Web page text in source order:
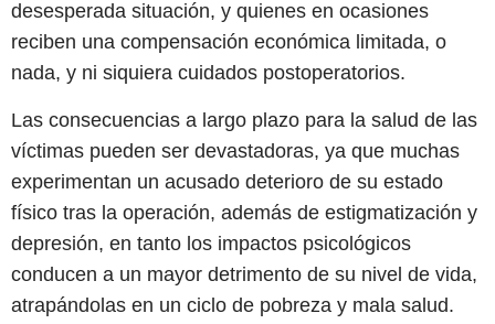
desesperada situación, y quienes en ocasiones
reciben una compensación económica limitada, o
nada, y ni siquiera cuidados postoperatorios.
Las consecuencias a largo plazo para la salud de las
víctimas pueden ser devastadoras, ya que muchas
experimentan un acusado deterioro de su estado
físico tras la operación, además de estigmatización y
depresión, en tanto los impactos psicológicos
conducen a un mayor detrimento de su nivel de vida,
atrapándolas en un ciclo de pobreza y mala salud.